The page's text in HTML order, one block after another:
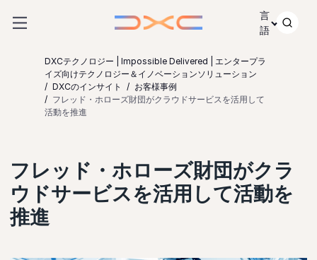
言
語
DXCテクノロジー | Impossible Delivered | エンタープラ
イズ向けテクノロジー＆イノベーションソリューション
DXCのインサイト
お客様事例
フレッド・ホローズ財団がクラウドサービスを活用して
活動を推進
フレッド・ホローズ財団がクラ
ウドサービスを活用して活動を
推進